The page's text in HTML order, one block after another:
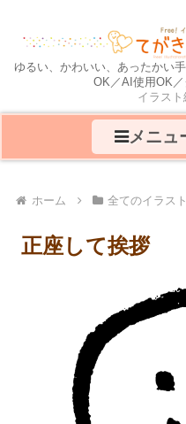
ゆるい、かわいい、あったかい
OK／AI使用OK
イラス
メニュ
ホーム 全てのイラス
正座して挨拶